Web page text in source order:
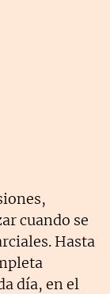
cuando se
Hasta
día, en el